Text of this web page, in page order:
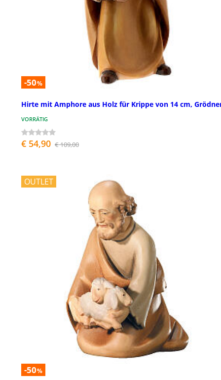
-50%
Hirte mit Amphore aus Holz für Krippe von 14 cm,
VORRÄTIG
€ 54,90 € 109,00
OUTLET
-50%